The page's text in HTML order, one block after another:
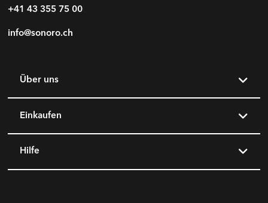
+41 43 355 75 00
info@sonoro.ch
Über uns
Einkaufen
Hilfe